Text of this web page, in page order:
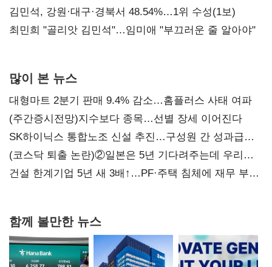
(2보)
김민석, 강원·대구·경북서 48.54%…1위 수성(1보)
최민희 "골리앗 김민석"…임미애 "부끄러운 줄 알아야"
많이 본 뉴스
대형마트 2분기 판매 9.4% 감소…홈플러스 사태 여파
(주간증시전망)지수보다 종목…선별 장세 이어진다
SK하이닉스 통합노조 신설 추진…구성원 간 성과급
불만 확산
(코스닥 퇴출 논란)②일본은 5년 기다려주는데 우리는
당장 퇴출?…시간만으론 부족한 코스닥 구하기
건설 한계기업 5년 새 3배↑…PF·주택 침체에 재무 부담
함께 볼만한 뉴스